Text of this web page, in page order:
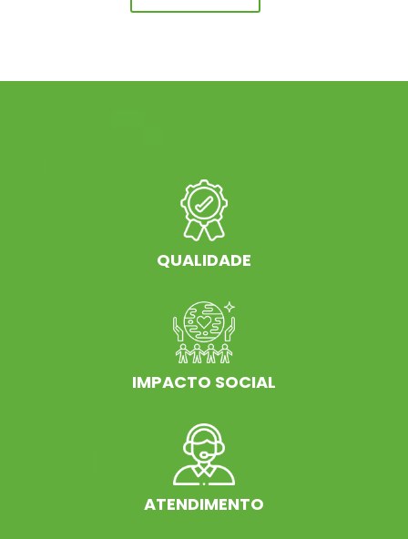
QUALIDADE
IMPACTO SOCIAL
ATENDIMENTO